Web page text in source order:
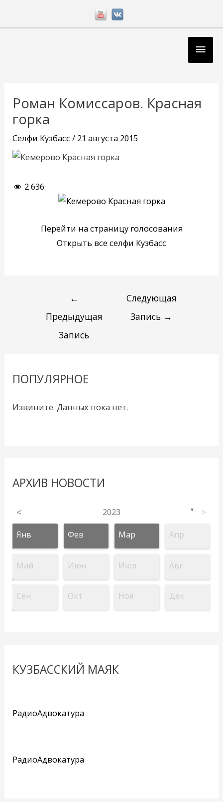
Роман Комиссаров. Красная
горка
Селфи Кузбасс/ 21 августа 2015
2 636
Перейти на страницу голосования
Открыть все селфи Кузбасс
записям
←
Предыдущая
Запись
Следующая
Запись →
ПОПУЛЯРНОЕ
Извините. Данных пока нет.
АРХИВ НОВОСТИ
< 2023 ▼ >
Янв Фев Мар Апр
Май Июн Июл Авг
Сен Окт Ноя Дек
КУЗБАССКИЙ МАЯК
РадиоАдвокатура
РадиоАдвокатура